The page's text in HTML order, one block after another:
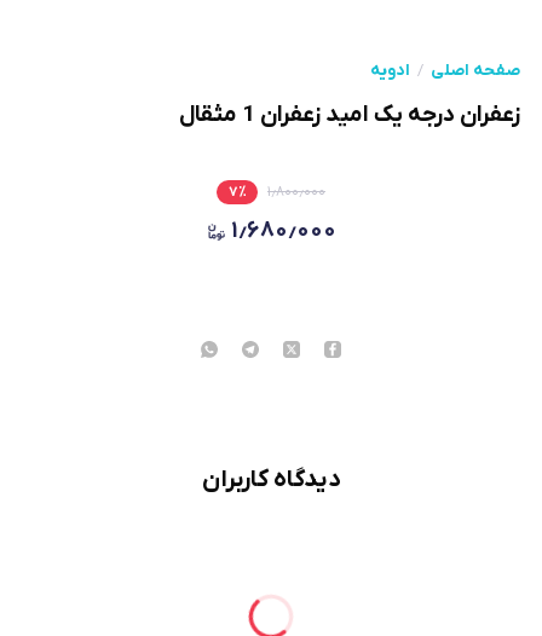
صفحه اصلی ادویه
زعفران درجه یک امید زعفران 1 مثقال
۱٫۸۰۰٫۰۰۰ ۷٪
۱٫۶۸۰٫۰۰۰
دیدگاه کاربران